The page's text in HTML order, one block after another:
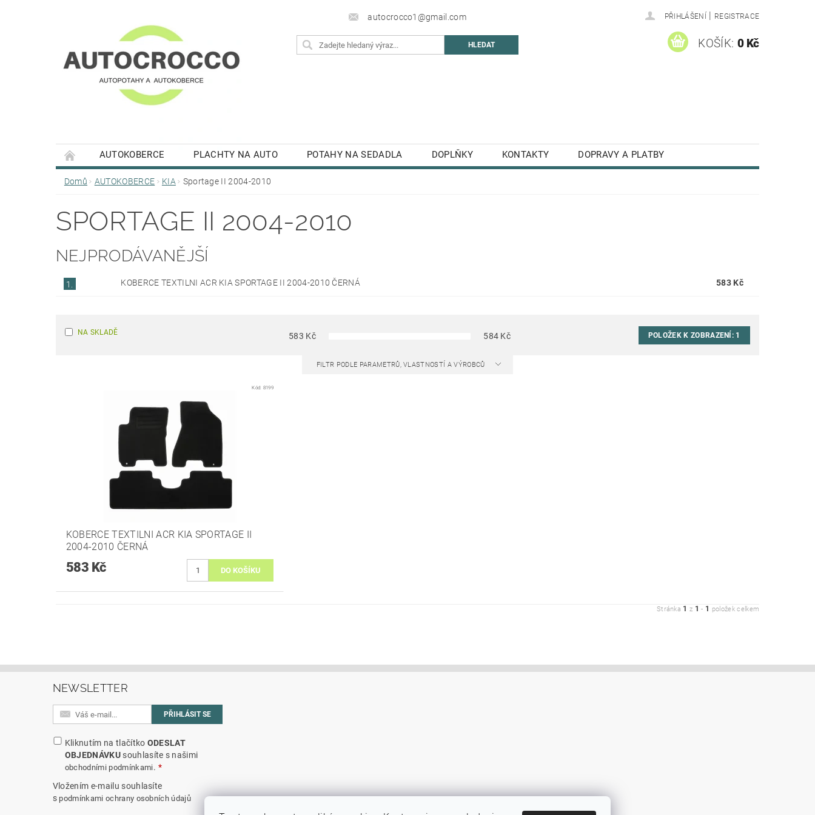
autocrocco1@gmail.com PŘIHLÁŠENÍ | REGISTRACE
KOŠÍK: 0 Kč
AUTOKOBERCE PLACHTY NA AUTO POTAHY NA SEDADLA DOPLŇKY KONTAKTY DOPRAVY A PLATBY
Domů AUTOKOBERCE KIA Sportage II 2004-2010
SPORTAGE II 2004-2010
NEJPRODÁVANĚJŠÍ
1. KOBERCE TEXTILNI ACR KIA SPORTAGE II 2004-2010 ČERNÁ 583 Kč
NA SKLADĚ 583 Kč 584 Kč POLOŽEK K ZOBRAZENÍ: 1
FILTR PODLE PARAMETRŮ, VLASTNOSTÍ A VÝROBCŮ
Kód: 8199
KOBERCE TEXTILNI ACR KIA SPORTAGE II
2004-2010 ČERNÁ
583 Kč
Stránka 1 z 1 - 1 položek celkem
NEWSLETTER
Kliknutím na tlačítko ODESLAT
OBJEDNÁVKUsouhlasíte s našimi
obchodními podmínkami.
Vložením e-mailu souhlasíte
s podmínkami ochrany osobních údajů